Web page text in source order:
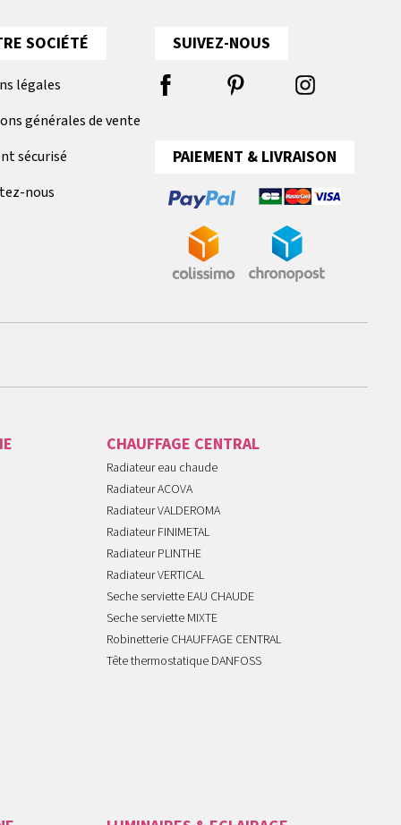
SOCIÉTÉ
légales
générales de vente
sécurisé
nous
SUIVEZ-NOUS
PAIEMENT & LIVRAISON
CHAUFFAGE CENTRAL
Radiateur eau chaude
Radiateur ACOVA
Radiateur VALDEROMA
Radiateur FINIMETAL
Radiateur PLINTHE
Radiateur VERTICAL
Seche serviette EAU CHAUDE
Seche serviette MIXTE
Robinetterie CHAUFFAGE CENTRAL
Tête thermostatique DANFOSS